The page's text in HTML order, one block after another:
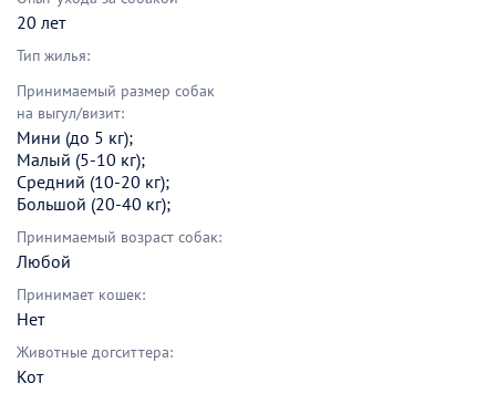
20 лет
Тип жилья:
Принимаемый размер собак
на выгул/визит:
Мини (до 5 кг);
Малый (5-10 кг);
Средний (10-20 кг);
Большой (20-40 кг);
Принимаемый возраст собак:
Любой
Принимает кошек:
Нет
Животные догситтера:
Кот